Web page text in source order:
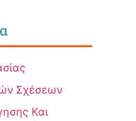
Σχέσεων
Και